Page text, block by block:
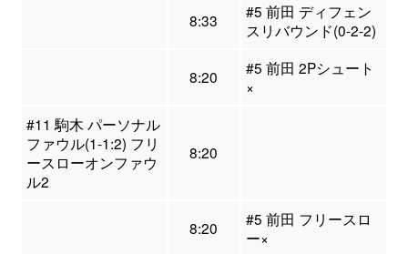
8:33
#5 前田 ディフェン
スリバウンド(0-2-2)
8:20
#5 前田 2Pシュート
×
#11 駒木 パーソナル
ファウル(1-1:2) フリ
ースローオンファウ
ル2
8:20
8:20
#5 前田 フリースロ
ー×